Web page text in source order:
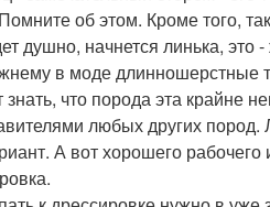
об этом. Кроме того,
душно, начнется линька, это
в моде длинношерстные
знать, что порода эта крайне
любых других
А вот хорошего рабочего